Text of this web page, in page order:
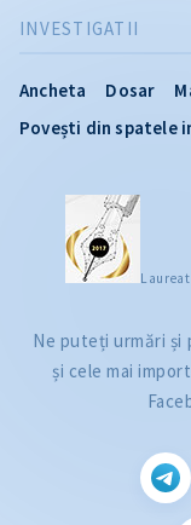
INVESTIGATII
Ancheta Dosar
Povești din spatele
Ne puteți urmări și
și cele mai
CITEȘTE